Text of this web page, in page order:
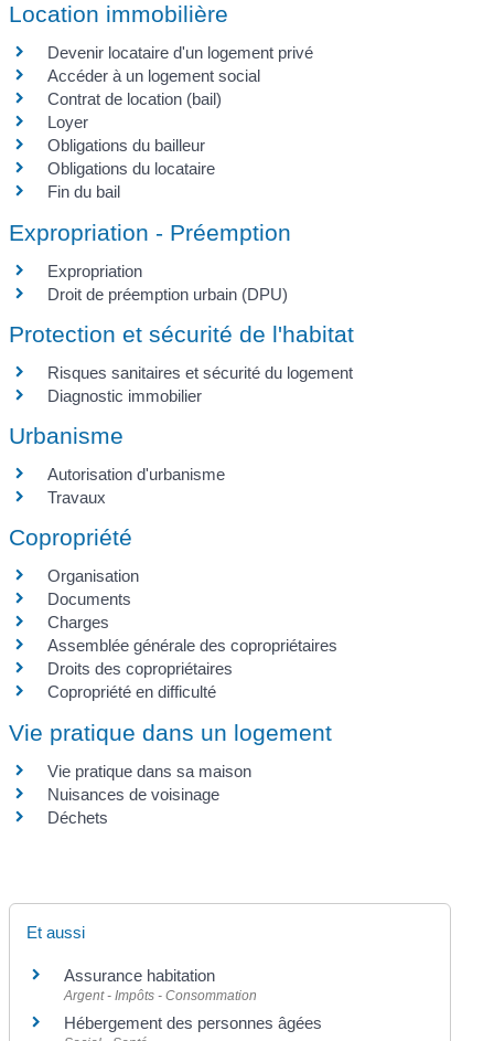
Location immobilière
Devenir locataire d'un logement privé
Accéder à un logement social
Contrat de location (bail)
Loyer
Obligations du bailleur
Obligations du locataire
Fin du bail
Expropriation - Préemption
Expropriation
Droit de préemption urbain (DPU)
Protection et sécurité de l'habitat
Risques sanitaires et sécurité du logement
Diagnostic immobilier
Urbanisme
Autorisation d'urbanisme
Travaux
Copropriété
Organisation
Documents
Charges
Assemblée générale des copropriétaires
Droits des copropriétaires
Copropriété en difficulté
Vie pratique dans un logement
Vie pratique dans sa maison
Nuisances de voisinage
Déchets
Et aussi
Assurance habitation
Argent - Impôts - Consommation
Hébergement des personnes âgées